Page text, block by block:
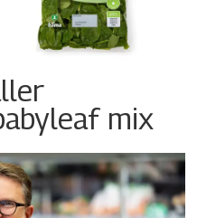
mix